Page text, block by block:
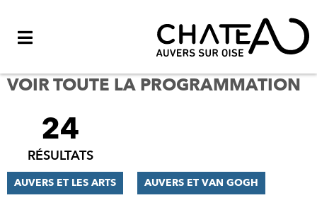
VOIR TOUTE LA PROGRAMMATION
FILTRER
RÉSULTATS
24
RÉSULTATS
AUVERS ET LES ARTS AUVERS ET VAN GOGH